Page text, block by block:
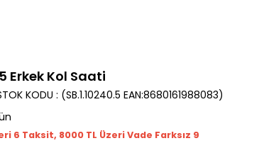
Erkek Kol Saati
(SB.1.10240.5 EAN:8680161988083)
KODU
6 Taksit, 8000 TL Üzeri Vade Farksız 9